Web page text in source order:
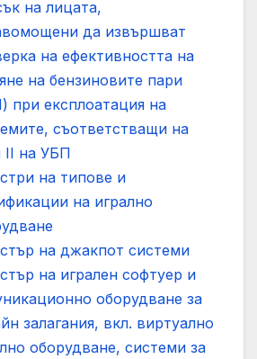
на лицата,
да извършват
на ефективността на
на бензиновите пари
при експлоатация на
съответстващи на
ІІ на УБП
на типове и
на игрално
на джакпот системи
на игрален софтуер и
оборудване за
залагания, вкл. виртуално
оборудване, системи за